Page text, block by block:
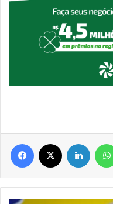
Facebook